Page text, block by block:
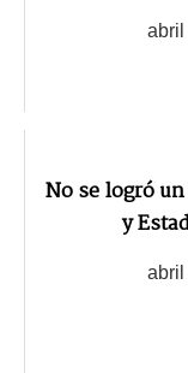
abril
No se logró
y
abril